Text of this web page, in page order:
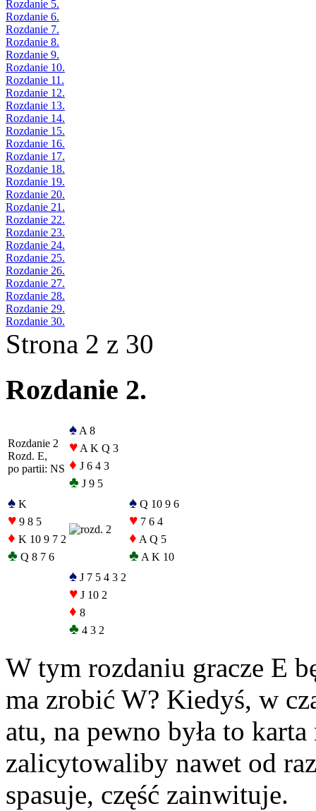
Rozdanie 5.
Rozdanie 6.
Rozdanie 7.
Rozdanie 8.
Rozdanie 9.
Rozdanie 10.
Rozdanie 11.
Rozdanie 12.
Rozdanie 13.
Rozdanie 14.
Rozdanie 15.
Rozdanie 16.
Rozdanie 17.
Rozdanie 18.
Rozdanie 19.
Rozdanie 20.
Rozdanie 21.
Rozdanie 22.
Rozdanie 23.
Rozdanie 24.
Rozdanie 25.
Rozdanie 26.
Rozdanie 27.
Rozdanie 28.
Rozdanie 29.
Rozdanie 30.
Strona 2 z 30
Rozdanie 2.
Rozdanie 2
Rozd. E,
po partii: NS
♠ A 8
♥ A K Q 3
♦ J 6 4 3
♣ J 9 5
♠ K
♥ 9 8 5
♦ K 10 9 7 2
♣ Q 8 7 6
♠ Q 10 9 6
♥ 7 6 4
♦ A Q 5
♣ A K 10
♠ J 7 5 4 3 2
♥ J 10 2
♦ 8
♣ 4 3 2
W tym rozdaniu gracze E
ma zrobić W? Kiedyś, w
atu, na pewno była to
zalicytowaliby nawet od
spasuje, część zainwituje.